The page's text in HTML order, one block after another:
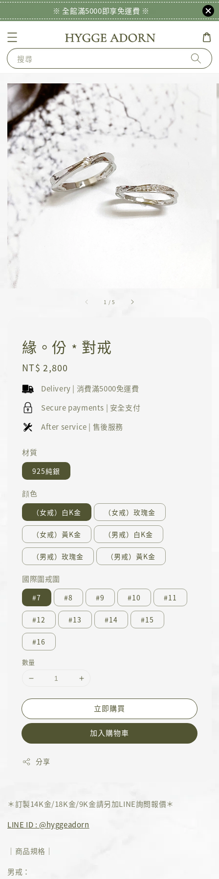
※ 全館滿5000即享免運費 ※
搜尋
1 /5
緣。份﹡對戒
Regular
NT$ 2,800
Delivery | 消費滿5000免運費
Secure payments | 安全支付
After service | 售後服務
材質
925純銀
顔色
（女戒）白K金 （女戒）玫瑰金
（女戒）黃K金 （男戒）白K金
（男戒）玫瑰金 （男戒）黃K金
國際圍戒圍
#7 #8 #9 #10 #11
#12 #13 #14 #15
#16
數量
立即購買
加入購物車
分享
＊訂製14K金/18K金/9K金請另加LINE詢問報價＊
LINE ID : @hyggeadorn
｜商品規格｜
男戒：